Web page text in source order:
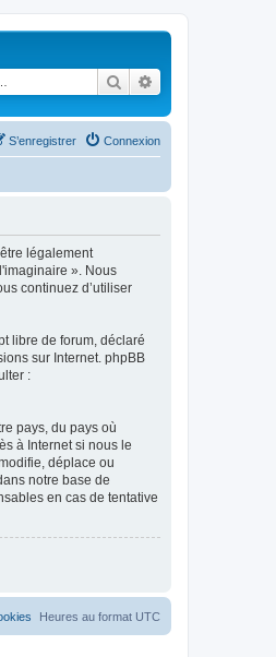
Rechercher
Connexion
S’enregistrer
légalement
». Nous
continuez d’utiliser
libre de forum, déclaré
sur Internet. phpBB
:
pays, du pays où
à Internet si nous le
déplace ou
notre base de
en cas de tentative
Heures au format UTC